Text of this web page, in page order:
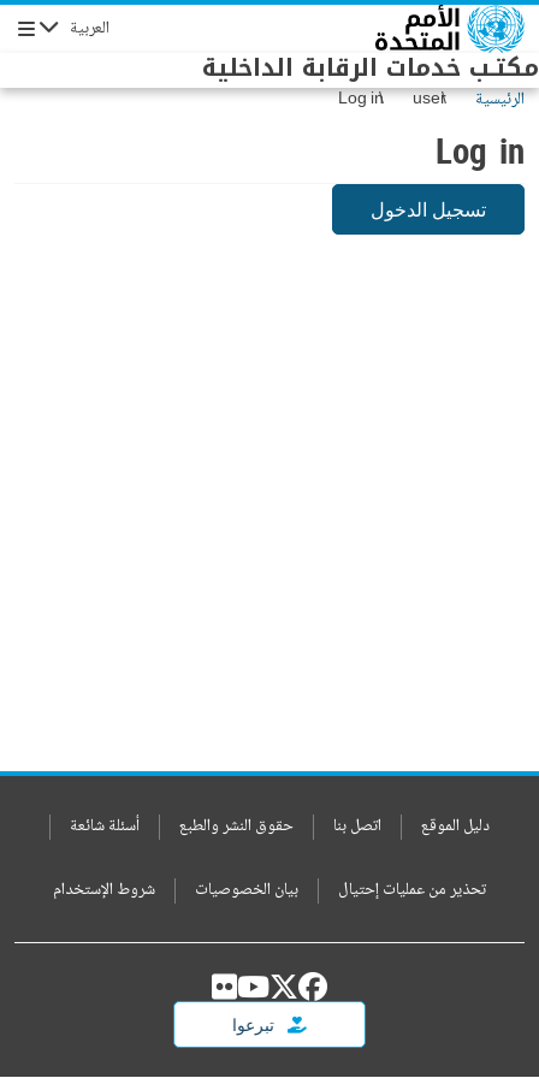
Skip to main content العربية
مكتـب خدمات الرقابة الداخلية
الرئيسية user
Log in
Log in
تسجيل الدخول
دليل الموقع اتصل بنا حقوق النشر والطبع أسئلة شائعة
تحذير من عمليات إحتيال بيان الخصوصيات شروط الإستخدام
تبرعوا